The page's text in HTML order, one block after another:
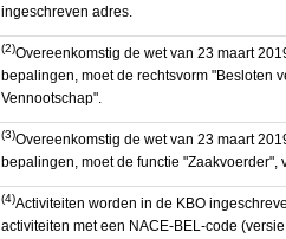
ingeschreven adres.
(2)Overeenkomstig de wet van 23 maart
bepalingen, moet de rechtsvorm "Besloten
Vennootschap".
(3)Overeenkomstig de wet van 23 maart
bepalingen, moet de functie
(4)Activiteiten worden in de KBO
activiteiten met een NACE-BEL-code